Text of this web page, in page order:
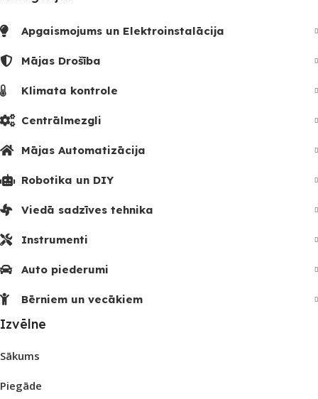
Apgaismojums un Elektroinstalācija
Mājas Drošība
Klimata kontrole
Centrālmezgli
Mājas Automatizācija
Robotika un DIY
Viedā sadzīves tehnika
Instrumenti
Auto piederumi
Bērniem un vecākiem
Izvēlne
Sākums
Piegāde